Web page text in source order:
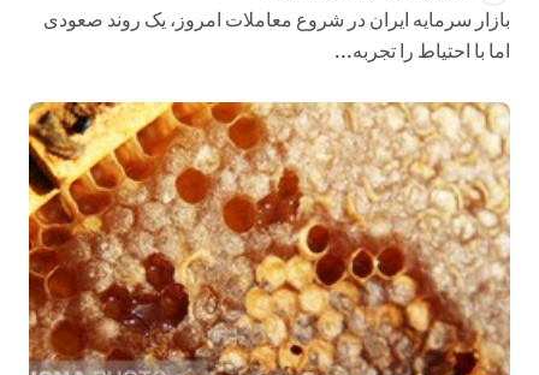
بازار سرمایه ایران در شروع معاملات امروز، یک روند صعودی
اما با احتیاط را تجربه...